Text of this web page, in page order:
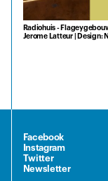
Radiohuis -
Jerome Latteur | Design:
Facebook
Instagram
Twitter
Newsletter